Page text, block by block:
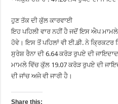
ਹੁਣ ਤੱਕ ਦੀ ਕੁੱਲ ਕਾਰਵਾਈ
ਇਹ ਪਹਿਲੀ ਵਾਰ ਨਹੀਂ ਹੈ ਜਦੋਂ ਇਸ ਐਪ
ਹੋਵੇ। ਇਸ ਤੋਂ ਪਹਿਲਾਂ ਵੀ ਈ.ਡੀ. ਨੇ
ਸੁਰੇਸ਼ ਰੈਨਾ ਦੀ 6.64 ਕਰੋੜ ਰੁਪਏ ਦੀ
ਮਾਮਲੇ ਵਿੱਚ ਕੁੱਲ 19.07 ਕਰੋੜ ਰੁਪਏ ਦੀ
ਦੀ ਜਾਂਚ ਅਜੇ ਵੀ ਜਾਰੀ ਹੈ।
Share this: